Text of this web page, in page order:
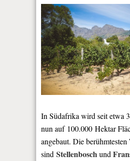
In Südafrika wird seit etwa
nun auf 100.000 Hektar
angebaut. Die berühmtesten
sind Stellenboschund